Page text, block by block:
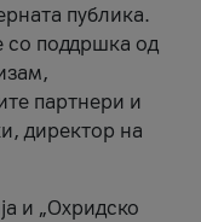
публика.
со поддршка од
партнери и
директор на
и „Охридско